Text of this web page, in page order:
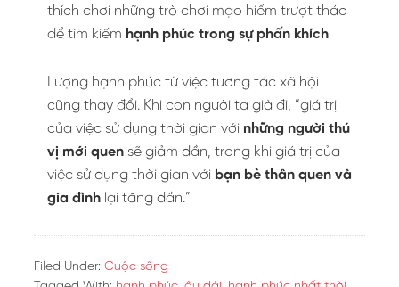
thích chơi những trò chơi mạo hiểm trượt thác
để tìm kiếm hạnh phúc trong sự phấn khích
Lượng hạnh phúc từ việc tương tác xã hội
cũng thay đổi. Khi con người ta già đi, “giá trị
của việc sử dụng thời gian với những người thú
vị mới quen sẽ giảm dần, trong khi giá trị của
việc sử dụng thời gian với bạn bè thân quen và
gia đình lại tăng dần.”
Filed Under: Cuộc sống